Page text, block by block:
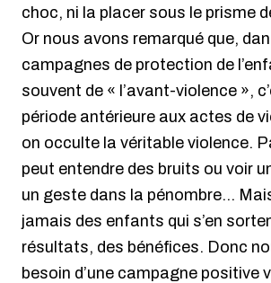
choc, ni la placer sous le prisme
Or nous avons remarqué que,
campagnes de protection de
souvent de « l’avant-violence »,
période antérieure aux actes de
on occulte la véritable violence.
peut entendre des bruits ou voir
un geste dans la pénombre…
jamais des enfants qui s’en
résultats, des bénéfices. Donc
besoin d’une campagne positive